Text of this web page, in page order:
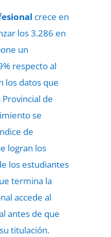
crece en
los 3.286 en
un
respecto al
los datos que
de
se
de
logran los
los estudiantes
termina la
accede al
antes de que
titulación.